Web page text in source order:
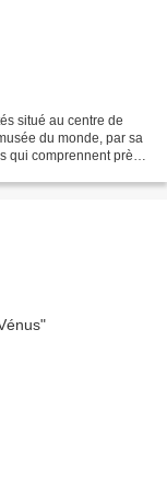
situé au centre de
du monde, par sa
qui comprennent près